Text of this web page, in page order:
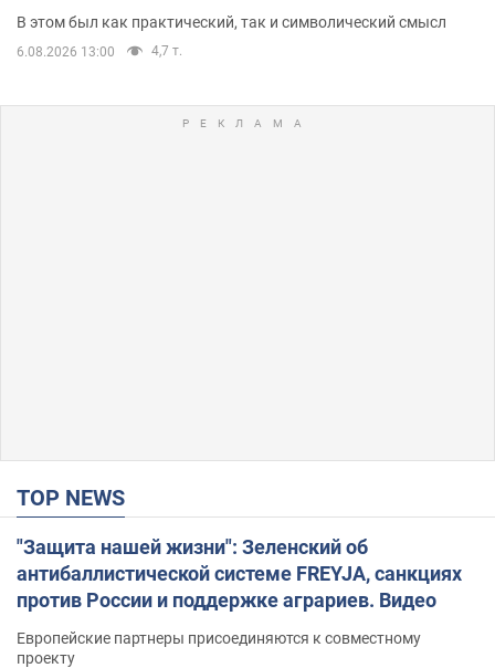
В этом был как практический, так и символический смысл
6.08.2026 13:00 4,7 т.
TOP NEWS
"Защита нашей жизни": Зеленский об
антибаллистической системе FREYJA, санкциях
против России и поддержке аграриев. Видео
Европейские партнеры присоединяются к совместному
проекту